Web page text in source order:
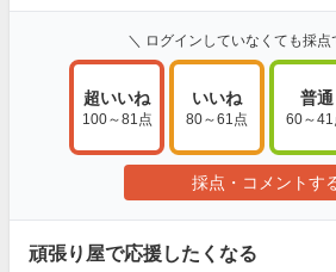
＼ ログインしていなくても採点
超いいね
100～81点
いいね
80～61点
普通
60～41
採点・コメントす
頑張り屋で応援したくなる